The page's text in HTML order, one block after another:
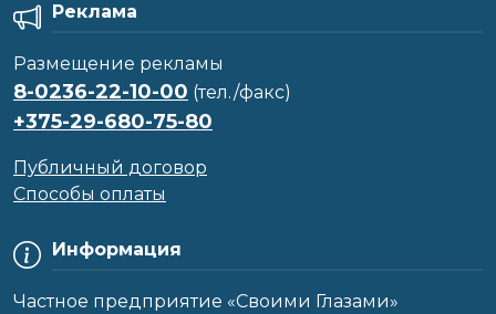
Информация
Частное предприятие «Своими Глазами»
Реклама
Размещение рекламы
8-0236-22-10-00 (тел./факс)
+375-29-680-75-80
Публичный договор
Способы оплаты